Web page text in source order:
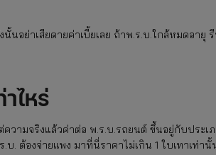
นอย่าเสียดายค่าเบี้ยเลย ถ้าพ.ร.บ.ใกล้หมดอายุ
ไหร่
วามจริงแล้วค่าต่อ พ.ร.บ.รถยนต์ ขึ้นอยู่กับประเ
. ต้องจ่ายแพง มาที่นี่ราคาไม่เกิน 1 ใบเทาเท่านั้